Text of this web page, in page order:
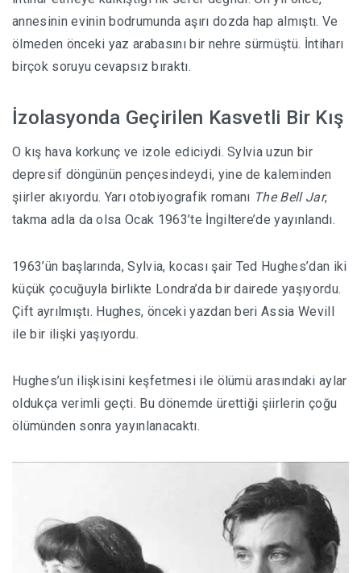
annesinin evinin bodrumunda aşırı dozda hap almıştı. Ve
ölmeden önceki yaz arabasını bir nehre sürmüştü. İntiharı
birçok soruyu cevapsız bıraktı.
İzolasyonda Geçirilen Kasvetli Bir Kış
O kış hava korkunç ve izole ediciydi. Sylvia uzun bir
depresif döngünün pençesindeydi, yine de kaleminden
şiirler akıyordu. Yarı otobiyografik romanı The Bell Jar,
takma adla da olsa Ocak 1963’te İngiltere’de yayınlandı.
1963’ün başlarında, Sylvia, kocası şair Ted Hughes’dan iki
küçük çocuğuyla birlikte Londra’da bir dairede yaşıyordu.
Çift ayrılmıştı. Hughes, önceki yazdan beri Assia Wevill
ile bir ilişki yaşıyordu.
Hughes’un ilişkisini keşfetmesi ile ölümü arasındaki aylar
oldukça verimli geçti. Bu dönemde ürettiği şiirlerin çoğu
ölümünden sonra yayınlanacaktı.